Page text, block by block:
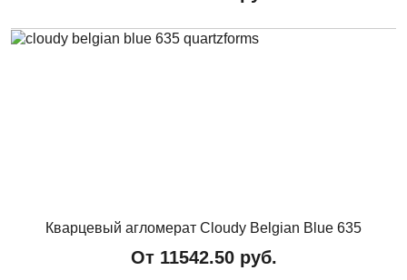
Кварцевый агломерат Cloudy Belgian Blue 635
От 11542.50руб.